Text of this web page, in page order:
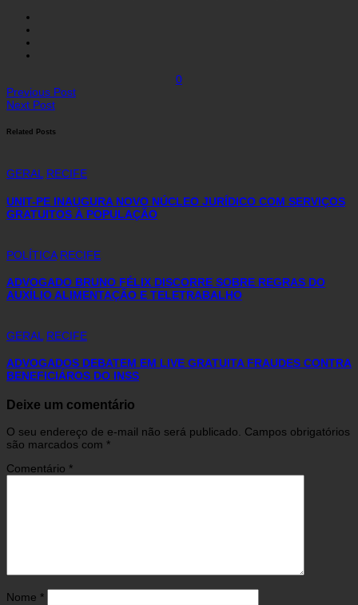
0
Previous Post
Next Post
Related Posts
GERAL RECIFE
UNIT-PE INAUGURA NOVO NÚCLEO JURÍDICO COM SERVIÇOS
GRATUITOS À POPULAÇÃO
POLÍTICA RECIFE
ADVOGADO BRUNO FÉLIX DISCORRE SOBRE REGRAS DO
AUXÍLIO ALIMENTAÇÃO E TELETRABALHO
GERAL RECIFE
ADVOGADOS DEBATEM EM LIVE GRATUITA FRAUDES CONTRA
BENEFICIÁROS DO INSS
Deixe um comentário
O seu endereço de e-mail não será publicado. Campos obrigatórios
são marcados com *
Comentário *
Nome *